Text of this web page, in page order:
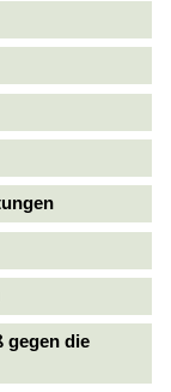
gegen die